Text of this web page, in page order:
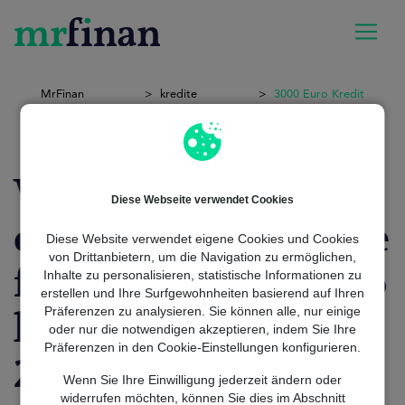
Diese Webseite verwendet Cookies
Diese Website verwendet eigene Cookies und Cookies
von Drittanbietern, um die Navigation zu ermöglichen,
Inhalte zu personalisieren, statistische Informationen zu
erstellen und Ihre Surfgewohnheiten basierend auf Ihren
Präferenzen zu analysieren. Sie können alle, nur einige
oder nur die notwendigen akzeptieren, indem Sie Ihre
Präferenzen in den Cookie-Einstellungen konfigurieren.
Wenn Sie Ihre Einwilligung jederzeit ändern oder
widerrufen möchten, können Sie dies im Abschnitt
MrFinan kredite 3000 Euro Kredit
Wie berechnet man
die monatliche Rate
für einen 3000 euro
kredit im Jahr
2026?